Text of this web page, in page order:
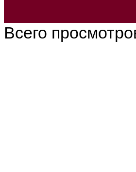
Всего